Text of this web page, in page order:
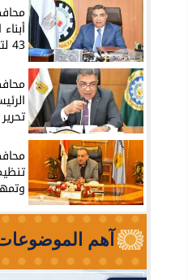
43 لتحرير...
آهم